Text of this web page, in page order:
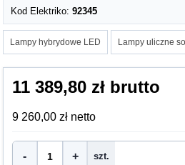
Kod Elektriko:92345
Lampy hybrydowe LED Lampy uliczne
11 389,80 zł brutto
9 260,00 zł netto
- + szt.